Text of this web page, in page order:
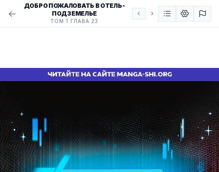
ДОБРО ПОЖАЛОВАТЬ В ОТЕЛЬ-
ПОДЗЕМЕЛЬЕ
ТОМ 1 ГЛАВА 23